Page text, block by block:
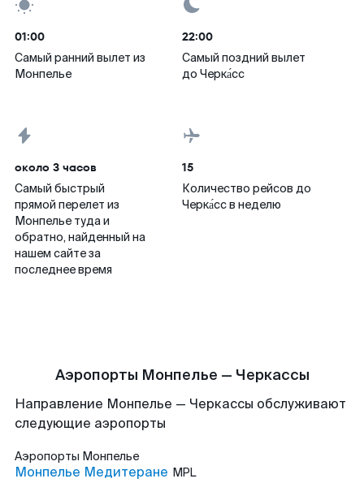
01:00
Самый ранний вылет из
Монпелье
22:00
Самый поздний вылет
до Черка́сс
около 3 часов
Самый быстрый
прямой перелет из
Монпелье туда и
обратно, найденный на
нашем сайте за
последнее время
15
Количество рейсов до
Черка́сс в неделю
Аэропорты Монпелье — Черкассы
Направление Монпелье — Черкассы обслуживают
следующие аэропорты
Аэропорты Монпелье
Монпелье Медитеране MPL